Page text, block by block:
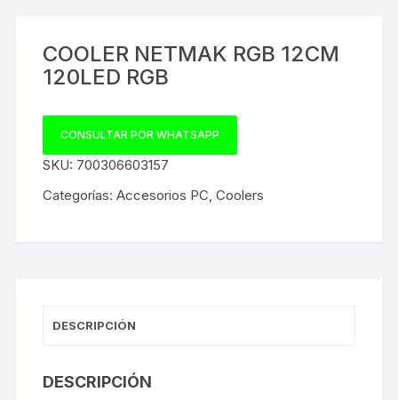
COOLER NETMAK RGB 12CM
120LED RGB
CONSULTAR POR WHATSAPP
SKU: 700306603157
Categorías:Accesorios PC ,Coolers
DESCRIPCIÓN
DESCRIPCIÓN